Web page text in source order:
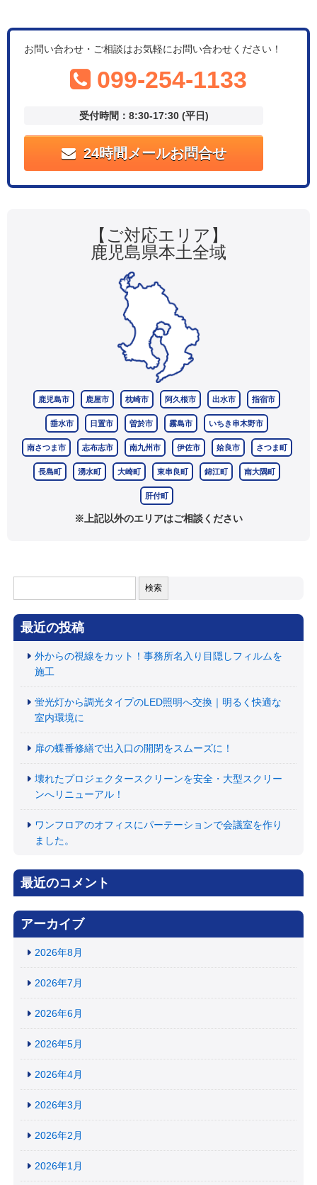
お問い合わせ・ご相談はお気軽にお問い合わせください！
099-254-1133
受付時間：8:30-17:30 (平日)
24時間メールお問合せ
【ご対応エリア】
鹿児島県本土全域
鹿児島市 鹿屋市 枕崎市 阿久根市 出水市 指宿市
垂水市 日置市 曽於市 霧島市 いちき串木野市
南さつま市 志布志市 南九州市 伊佐市 姶良市 さつま町
長島町 湧水町 大崎町 東串良町 錦江町 南大隅町
肝付町
※上記以外のエリアはご相談ください
索:
最近の投稿
外からの視線をカット！事務所名入り目隠しフィルムを
施工
蛍光灯から調光タイプのLED照明へ交換｜明るく快適な
室内環境に
扉の蝶番修繕で出入口の開閉をスムーズに！
壊れたプロジェクタースクリーンを安全・大型スクリー
ンへリニューアル！
ワンフロアのオフィスにパーテーションで会議室を作り
ました。
最近のコメント
アーカイブ
2026年8月
2026年7月
2026年6月
2026年5月
2026年4月
2026年3月
2026年2月
2026年1月